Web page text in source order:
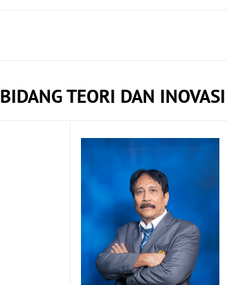
BIDANG TEORI DAN